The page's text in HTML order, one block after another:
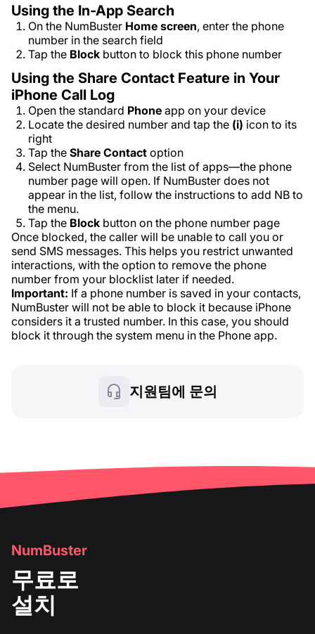
Using the In-App Search
On the NumBuster Home screen, enter the phone
number in the search field
Tap the Block button to block this phone number
Using the Share Contact Feature in Your
iPhone Call Log
Open the standard Phone app on your device
Locate the desired number and tap the (i) icon to its
right
Tap the Share Contact option
Select NumBuster from the list of apps—the phone
number page will open. If NumBuster does not
appear in the list, follow the instructions to add NB to
the menu.
Tap the Block button on the phone number page
Once blocked, the caller will be unable to call you or
send SMS messages. This helps you restrict unwanted
interactions, with the option to remove the phone
number from your blocklist later if needed.
Important: If a phone number is saved in your contacts,
NumBuster will not be able to block it because iPhone
considers it a trusted number. In this case, you should
block it through the system menu in the Phone app.
지원팀에 문의
NumBuster
무료로
설치